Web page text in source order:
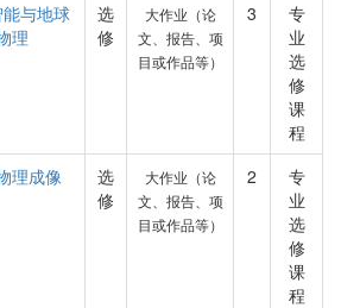
能与地球
理
选
修
大作业（论
文、报告、项
目或作品等）
3
专
业
选
修
课
程
理成像
选
修
大作业（论
文、报告、项
目或作品等）
2
专
业
选
修
课
程